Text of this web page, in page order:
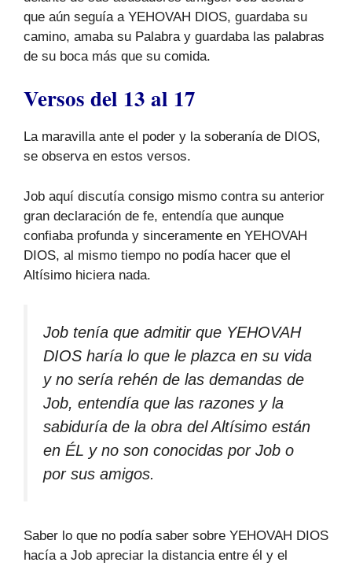
que aún seguía a YEHOVAH DIOS, guardaba su
camino, amaba su Palabra y guardaba las palabras
de su boca más que su comida.
Versos del 13 al 17
La maravilla ante el poder y la soberanía de DIOS,
se observa en estos versos.
Job aquí discutía consigo mismo contra su anterior
gran declaración de fe, entendía que aunque
confiaba profunda y sinceramente en YEHOVAH
DIOS, al mismo tiempo no podía hacer que el
Altísimo hiciera nada.
Job tenía que admitir que YEHOVAH
DIOS haría lo que le plazca en su vida
y no sería rehén de las demandas de
Job, entendía que las razones y la
sabiduría de la obra del Altísimo están
en ÉL y no son conocidas por Job o
por sus amigos.
Saber lo que no podía saber sobre YEHOVAH DIOS
hacía a Job apreciar la distancia entre él y el